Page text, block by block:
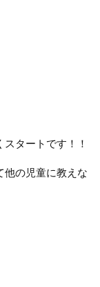
タートです！！
他の児童に教えな